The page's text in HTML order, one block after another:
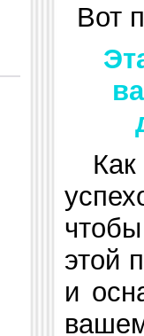
Вот
этой
и